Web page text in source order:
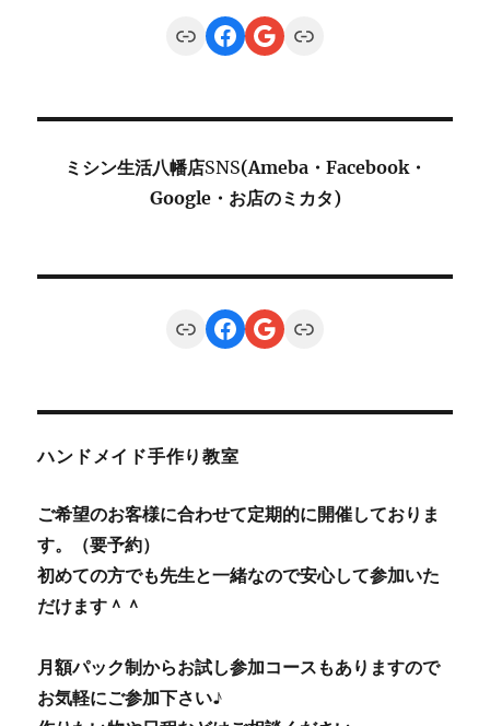
LinkFacebook
Google
Link
ミシン生活八幡店SNS(Ameba・Facebook・
Google・お店のミカタ)
LinkFacebook
Google
Link
ハンドメイド手作り教室
ご希望のお客様に合わせて定期的に開催しておりま
す。（要予約）
初めての方でも先生と一緒なので安心して参加いた
だけます＾＾
月額パック制からお試し参加コースもありますので
お気軽にご参加下さい♪